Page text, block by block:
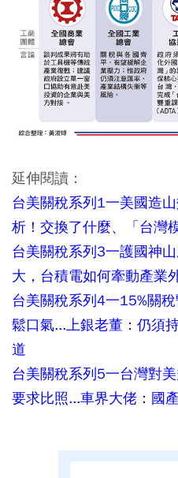
延伸閱讀：
台美關稅系列1一美國造
析！交換了什麼、「台灣
台美關稅系列3一護國神
大，台積電如何牽動產業
台美關稅系列4一15%關
鬆口氣...上銀老董：仍須
道
台美關稅系列5一台灣對
要求比照...車界大佬：國